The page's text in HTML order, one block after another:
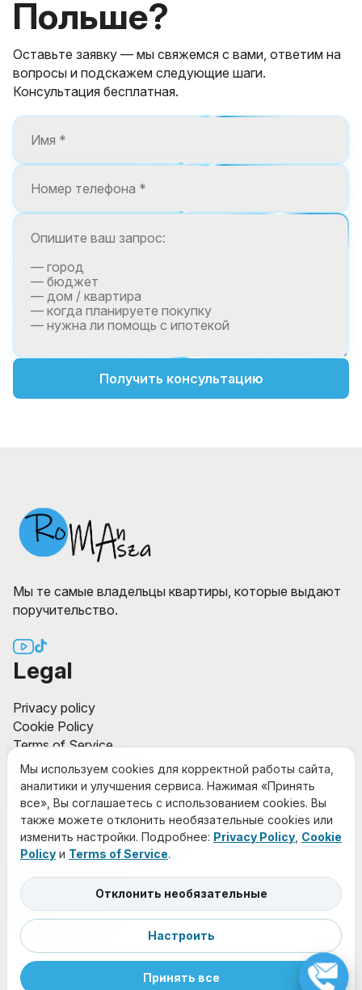
Польше?
Оставьте заявку — мы свяжемся с вами, ответим на
вопросы и подскажем следующие шаги.
Консультация бесплатная.
Получить консультацию
Мы те самые владельцы квартиры, которые выдают
поручительство.
Legal
Privacy policy
Cookie Policy
Terms of Service
Настройки cookies
Contact
+48 73 966 1442
masza.pro123@gmail.com
@roman_masza
Roman_masza
@MaszaProtsenko
Roman_masza
Мы используем cookies для корректной работы сайта,
аналитики и улучшения сервиса. Нажимая «Принять
все», Вы соглашаетесь с использованием cookies. Вы
также можете отклонить необязательные cookies или
изменить настройки. Подробнее: Privacy Policy Cookie
Policy и Terms of Service.
Отклонить необязательные
Настроить
Принять все